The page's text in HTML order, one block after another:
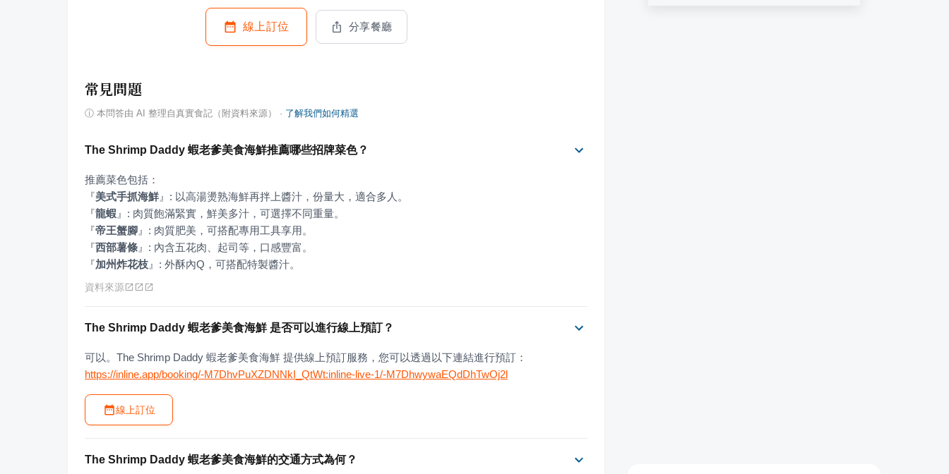
線上訂位 分享餐廳
常見問題
ⓘ 本問答由 AI 整理自真實食記（附資料來源） · 了解我們如何精選
The Shrimp Daddy 蝦老爹美食海鮮推薦哪些招牌菜色？
『美式手抓海鮮』
『龍蝦 』
『帝王蟹腳 』
『西部薯條 』
『加州炸花枝 』 : 外酥內Q，可搭配特製醬汁。
資料來源
The Shrimp Daddy 蝦老爹美食海鮮 是否可以進行線上預訂？
可以。The Shrimp Daddy 蝦老爹美食海鮮 提供線上預訂服務，您可以透過以下連結進行預訂：
https://inline.app/booking/-M7DhvPuXZDNNkI_QtWt:inline-live-1/-M7DhwywaEQdDhTwOj2l
線上訂位
The Shrimp Daddy 蝦老爹美食海鮮的交通方式為何？